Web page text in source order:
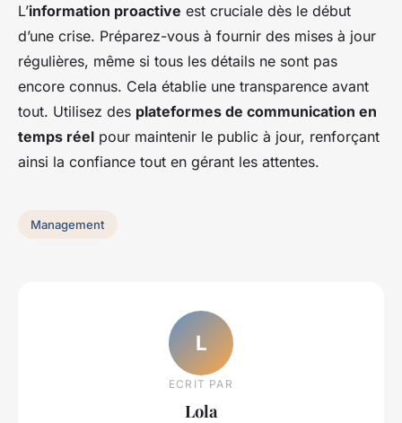
L’information proactive est cruciale dès le début
d’une crise. Préparez-vous à fournir des mises à jour
régulières, même si tous les détails ne sont pas
encore connus. Cela établie une transparence avant
tout. Utilisez des plateformes de communication en
temps réel pour maintenir le public à jour, renforçant
ainsi la confiance tout en gérant les attentes.
Management
L
ECRIT PAR
Lola